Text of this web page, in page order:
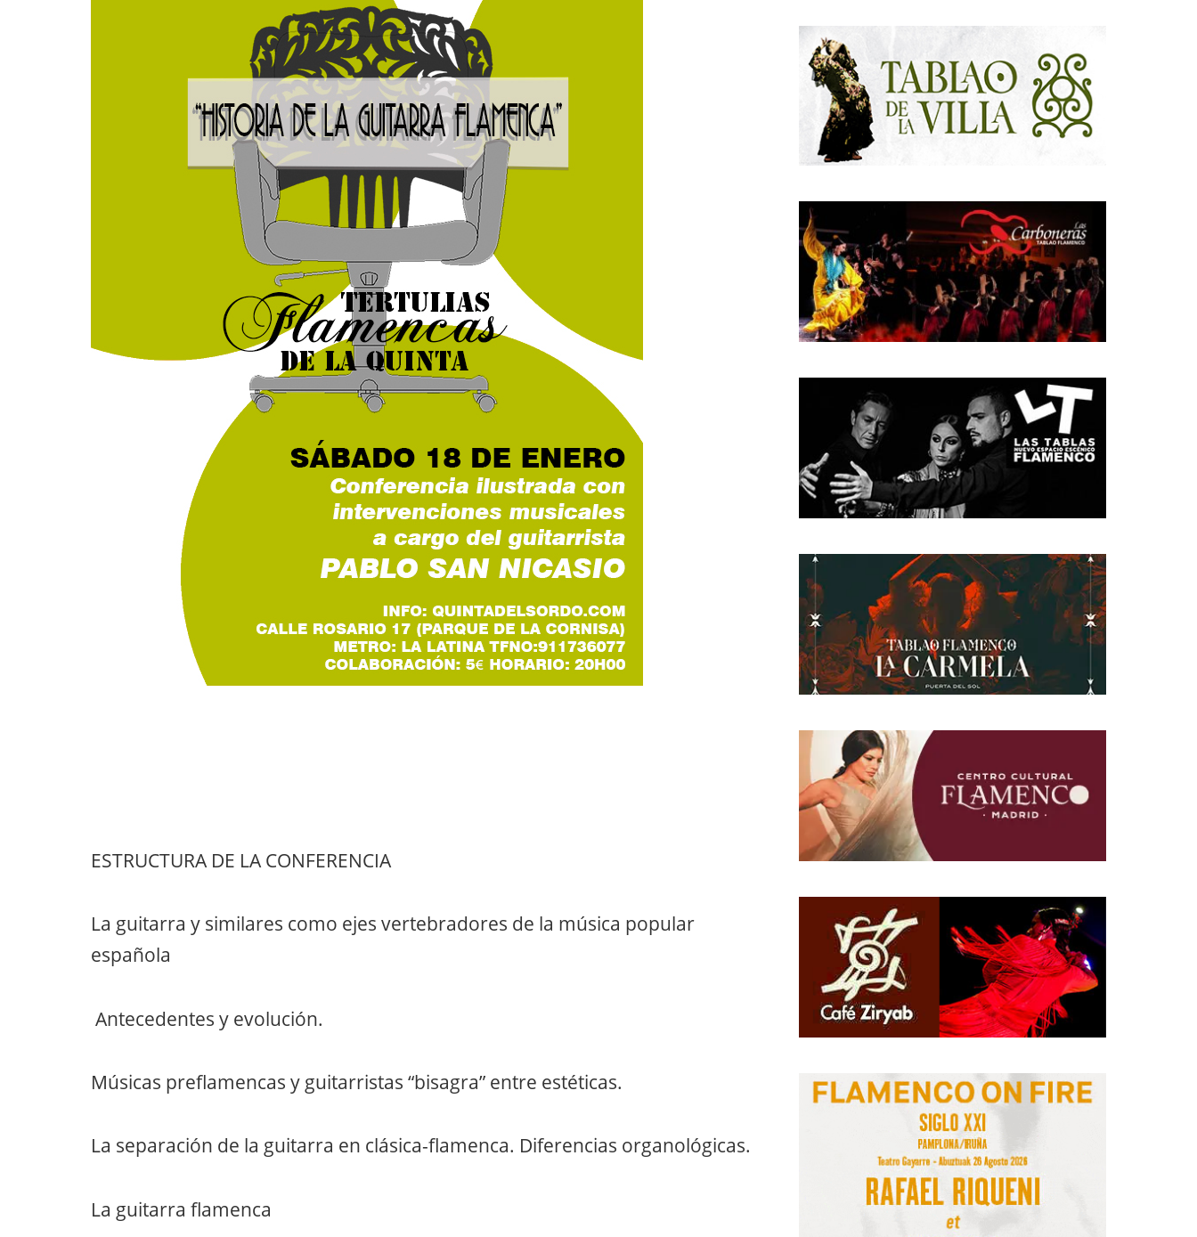
ESTRUCTURA DE LA CONFERENCIA
La guitarra y similares como ejes vertebradores de la música popular
española
Antecedentes y evolución.
Músicas preflamencas y guitarristas “bisagra” entre estéticas.
La separación de la guitarra en clásica-flamenca. Diferencias organológicas.
La guitarra flamenca